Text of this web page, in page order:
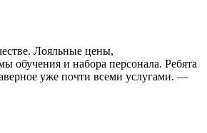
Лояльные цены,
обучения и набора персонала. Ребята
уже почти всеми услугами. —